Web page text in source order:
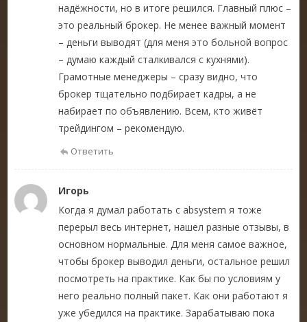
надёжности, но в итоге решился. Главный плюс –
это реальный брокер. Не менее важный момент
– деньги выводят (для меня это больной вопрос
– думаю каждый сталкивался с кухнями).
Грамотные менеджеры – сразу видно, что
брокер тщательно подбирает кадры, а не
набирает по объявлению. Всем, кто живёт
трейдингом – рекомендую.
Ответить
Игорь
Когда я думал работать с absystem я тоже
перерыл весь интернет, нашел разные отзывы, в
основном нормальные. Для меня самое важное,
чтобы брокер выводил деньги, остальное решил
посмотреть на практике. Как бы по условиям у
него реально полный пакет. Как они работают я
уже убедился на практике. Зарабатываю пока